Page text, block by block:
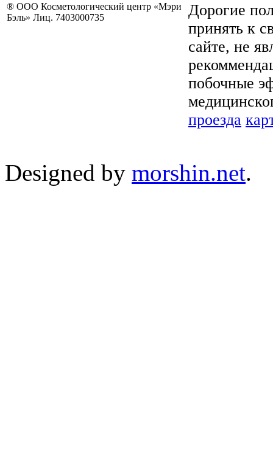
® ООО Косметологический центр «Мэри
Бэль» Лиц. 7403000735
Дорогие
принять к
сайте, не
побочные
проезда
Designed by morshin.net.